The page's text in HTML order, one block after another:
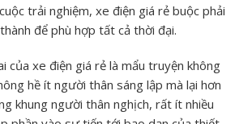
trải nghiệm, xe điện giá rẻ buộc phải
để phù hợp tất cả thời đại.
của xe điện giá rẻ là mẩu truyện không
hề ít người thân sáng lập mà lại hơn
khung người thân nghịch, rất ít nhiều